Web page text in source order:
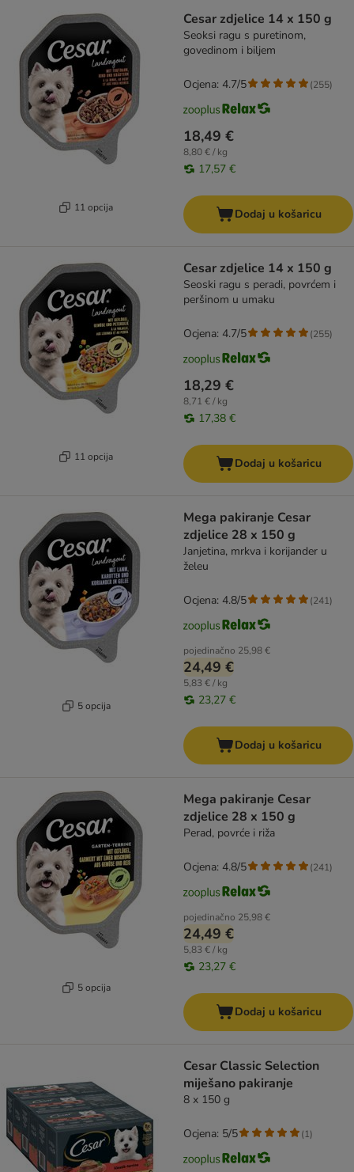
11 opcija
Cesar zdjelice 14 x 150 g
Seoksi ragu s puretinom,
govedinom i biljem
18,49 €
8,80 € / kg
17,57 €
Ocjena: 4.7/5 (255)
Dodaj u košaricu
11 opcija
Cesar zdjelice 14 x 150 g
Seoski ragu s peradi, povrćem i
peršinom u umaku
18,29 €
8,71 € / kg
17,38 €
Ocjena: 4.7/5 (255)
Dodaj u košaricu
5 opcija
Mega pakiranje Cesar
zdjelice 28 x 150 g
Janjetina, mrkva i korijander u
želeu
pojedinačno 25,98 €
24,49 €
5,83 € / kg
23,27 €
Ocjena: 4.8/5 (241)
Dodaj u košaricu
5 opcija
Mega pakiranje Cesar
zdjelice 28 x 150 g
Perad, povrće i riža
pojedinačno 25,98 €
24,49 €
5,83 € / kg
23,27 €
Ocjena: 4.8/5 (241)
Dodaj u košaricu
Cesar Classic Selection
miješano pakiranje
8 x 150 g
Ocjena: 5/5 (1)